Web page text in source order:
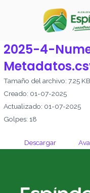
2025-4-
Tamaño del archivo: 7.25 KB
Creado: 01-07-2025
Actualizado: 01-07-2025
Golpes: 18
Descargar